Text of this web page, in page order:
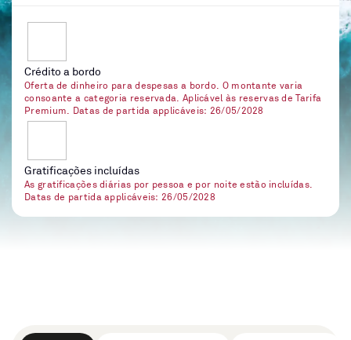
Crédito a bordo
Oferta de dinheiro para despesas a bordo. O montante varia
consoante a categoria reservada. Aplicável às reservas de Tarifa
Premium. Datas de partida applicáveis: 26/05/2028
Gratificações incluídas
As gratificações diárias por pessoa e por noite estão incluídas.
Datas de partida applicáveis: 26/05/2028